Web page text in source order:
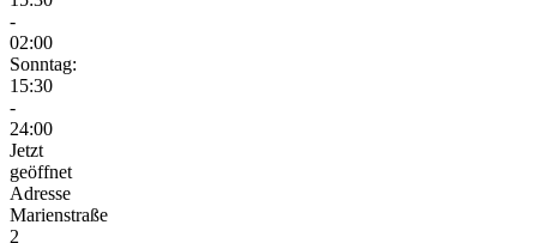
-
02:00
Sonntag:
15:30
-
24:00
Jetzt
geöffnet
Adresse
Marienstraße
2